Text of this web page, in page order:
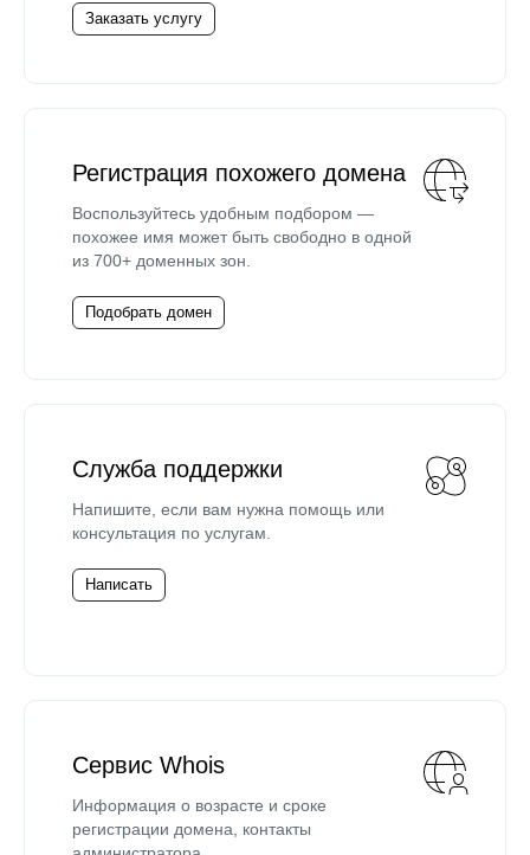
Заказать услугу
Регистрация похожего домена
Воспользуйтесь удобным подбором —
похожее имя может быть свободно в одной
из 700+ доменных зон.
Подобрать домен
Служба поддержки
Напишите, если вам нужна помощь или
консультация по услугам.
Написать
Сервис Whois
Информация о возрасте и сроке
регистрации домена, контакты